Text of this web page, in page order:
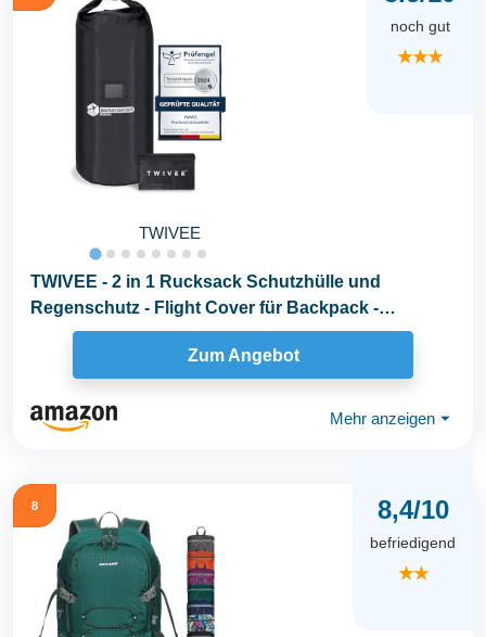
TWIVEE
noch gut
★★★
TWIVEE - 2 in 1 Rucksack Schutzhülle und
Regenschutz - Flight Cover für Backpack -
Flugzeug...
Zum Angebot
Mehr anzeigen ⏷
8 8,4/10
befriedigend
★★